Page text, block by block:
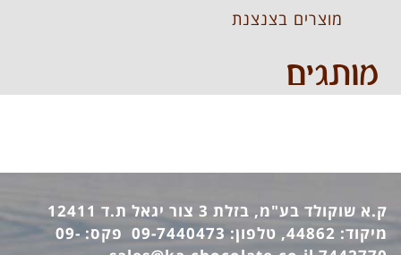
מוצרים בצנצנת
מותגים
ק.א שוקולד בע"מ, בזלת 3 צור יגאל ת.ד 12411
מיקוד: 44862, טלפון: 09-7440473 פקס: 09-